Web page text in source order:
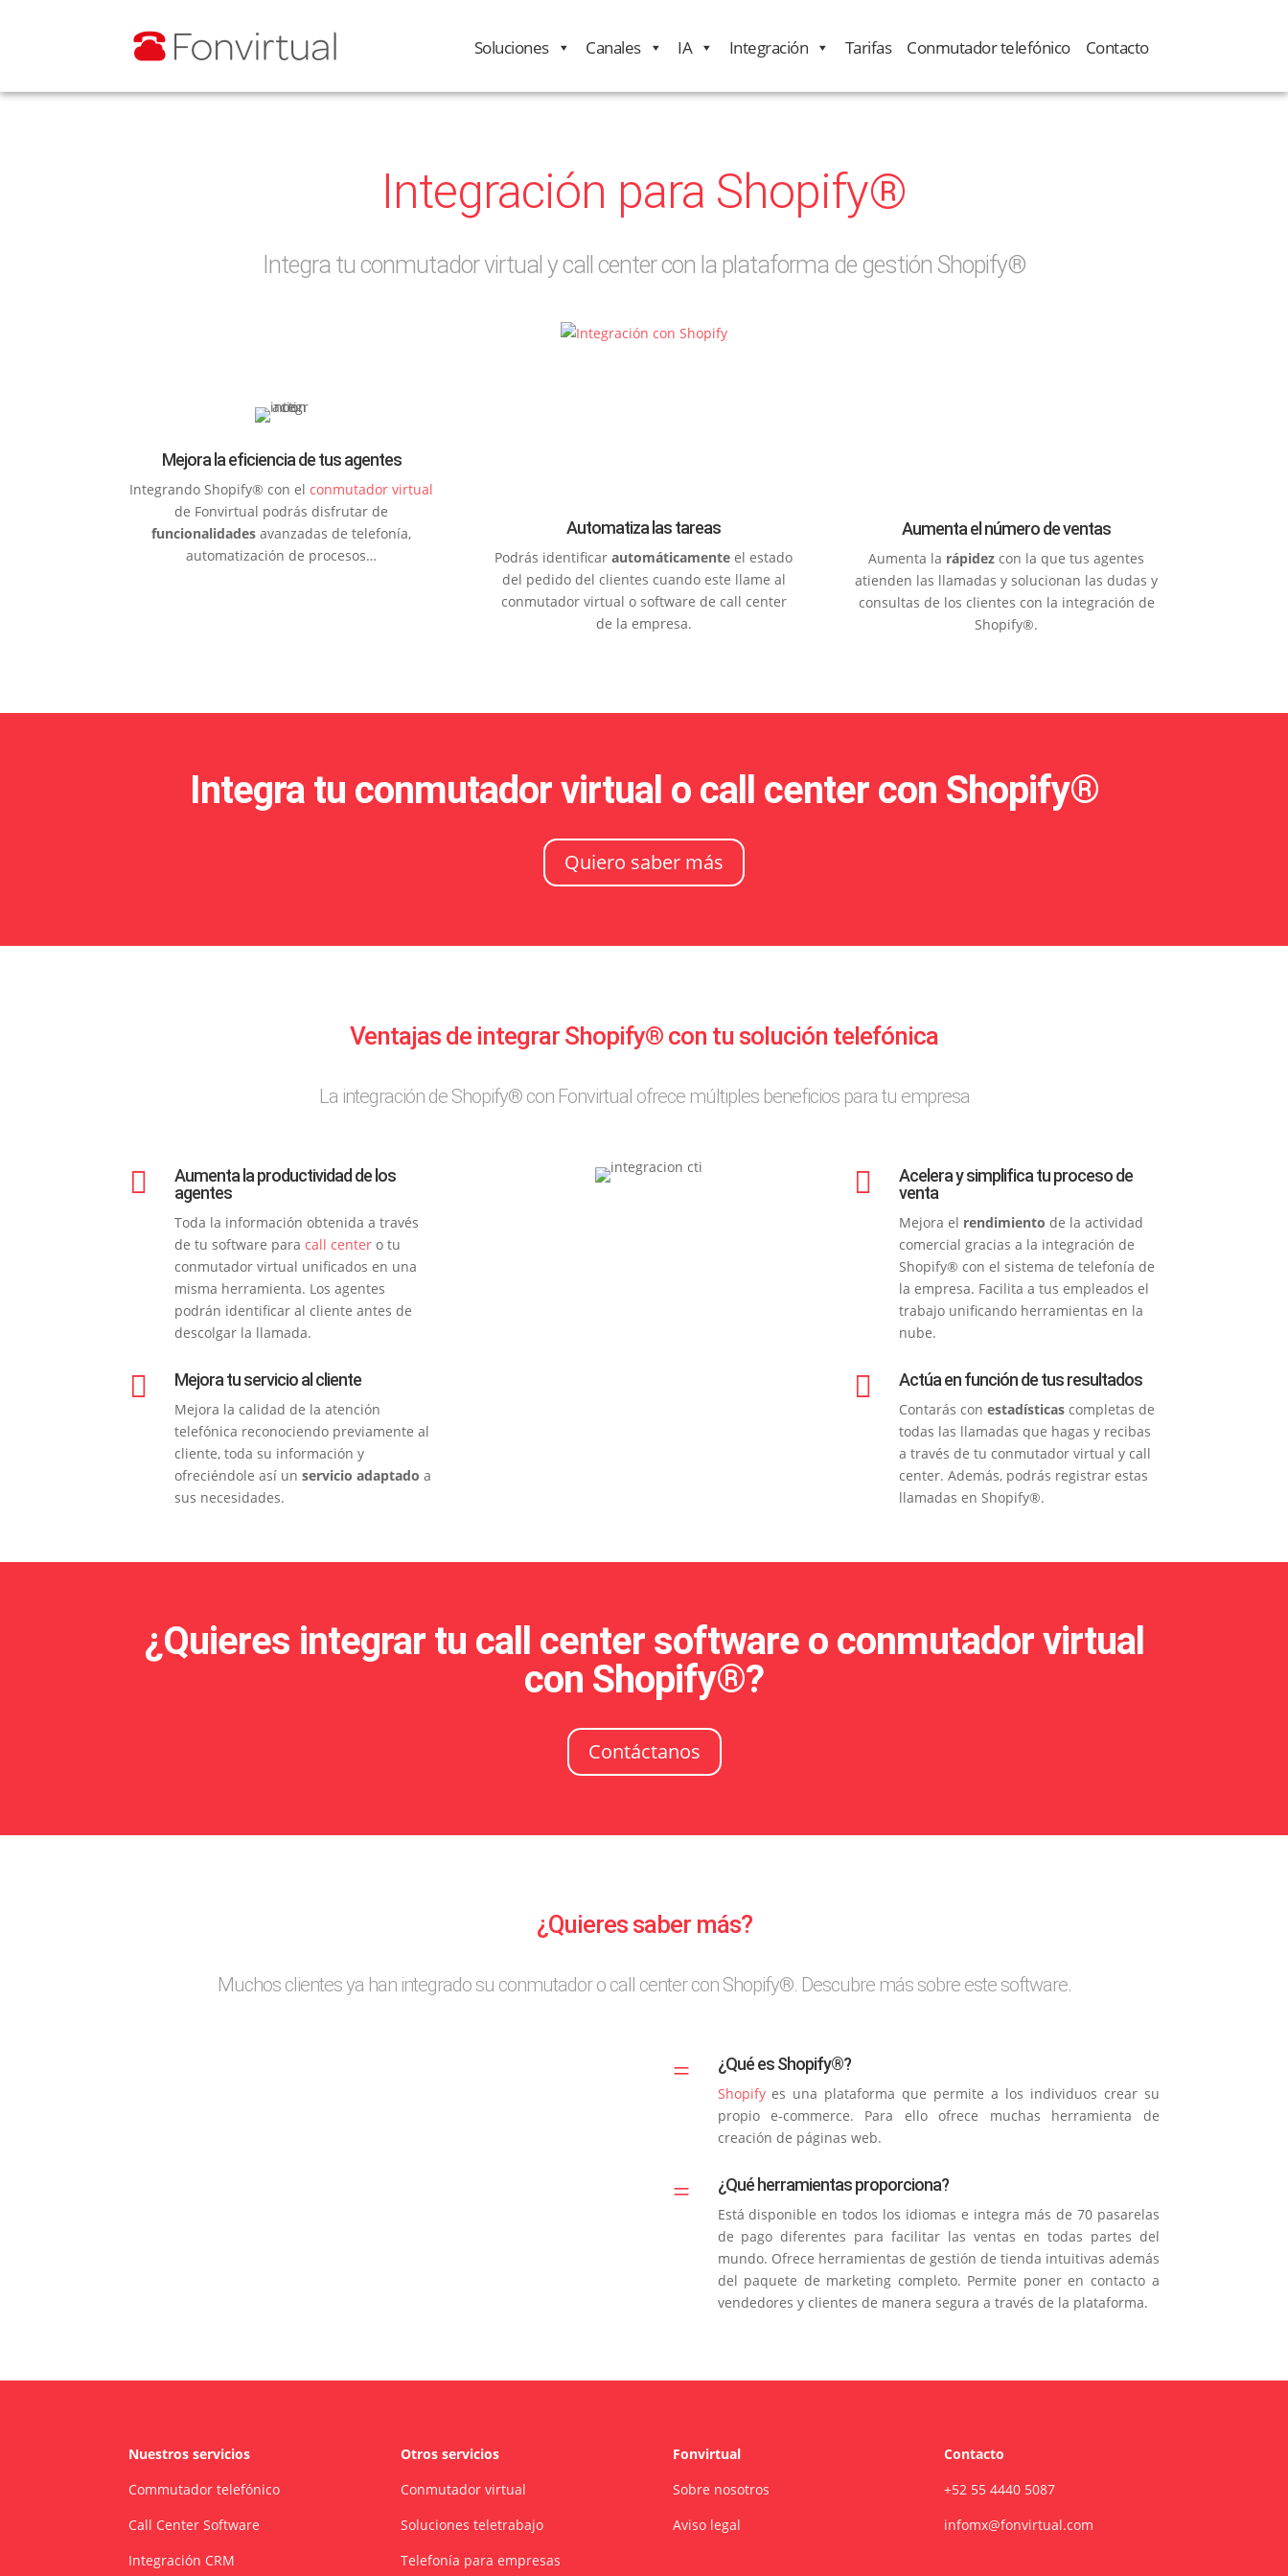
Soluciones Canales IA Integración Tarifas Conmutador telefónico Contacto
Integración para Shopify®
Integra tu conmutador virtual y call center con la plataforma de gestión Shopify®
Mejora la eficiencia de tus agentes
Integrando Shopify® con el conmutador virtual
de Fonvirtual podrás disfrutar de
funcionalidades avanzadas de telefonía,
automatización de procesos…
Automatiza las tareas
Podrás identificarautomáticamente el estado
del pedido del clientes cuando este llame al
conmutador virtual o software de call center
de la empresa.
Aumenta el número de ventas
Aumenta la rápidez con la que tus agentes
atienden las llamadas y solucionan las dudas y
consultas de los clientes con la integración de
Shopify®.
Integra tu conmutador virtual o call center con Shopify®
Quiero saber más
Ventajas de integrar Shopify® con tu solución telefónica
La integración de Shopify® con Fonvirtual ofrece múltiples beneficios para tu empresa

Aumenta la productividad de los
agentes
Toda la información obtenida a través
de tu software para call centero tu
conmutador virtual unificados en una
misma herramienta. Los agentes
podrán identificar al cliente antes de
descolgar la llamada.
 Mejora tu servicio al cliente
Mejora la calidad de la atención
telefónica reconociendo previamente al
cliente, toda su información y
ofreciéndole así un servicio adaptado a
sus necesidades.

Acelera y simplifica tu proceso de
venta
Mejora el rendimiento de la actividad
comercial gracias a la integración de
Shopify® con el sistema de telefonía de
la empresa. Facilita a tus empleados el
trabajo unificando herramientas en la
nube.
 Actúa en función de tus resultados
Contarás conestadísticas completas de
todas las llamadas que hagas y recibas
a través de tu conmutador virtual y call
center. Además, podrás registrar estas
llamadas en Shopify®.
¿Quieres integrar tu call center software o conmutador virtual
con Shopify®?
Contáctanos
¿Quieres saber más?
Muchos clientes ya han integrado su conmutador o call center con Shopify®. Descubre más sobre este software.
= ¿Qué es Shopify®?
Shopifyes una plataforma que permite a los individuos crear su
propio e-commerce. Para ello ofrece muchas herramienta de
creación de páginas web.
= ¿Qué herramientas proporciona?
Está disponible en todos los idiomas e integra más de 70 pasarelas
de pago diferentes para facilitar las ventas en todas partes del
mundo. Ofrece herramientas de gestión de tienda intuitivas además
del paquete de marketing completo. Permite poner en contacto a
vendedores y clientes de manera segura a través de la plataforma.
Nuestros servicios
Commutador telefónico
Call Center Software
Integración CRM
Otros servicios
Conmutador virtual
Soluciones teletrabajo
Telefonía para empresas
Fonvirtual
Sobre nosotros
Aviso legal
Contacto
+52 55 4440 5087
infomx@fonvirtual.com